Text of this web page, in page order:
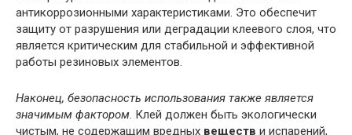
антикоррозионными характеристиками. Это обеспечит
защиту от разрушения или деградации клеевого слоя, что
является критическим для стабильной и эффективной
работы резиновых элементов.
Наконец, безопасность использования также является
значимым фактором. Клей должен быть экологически
чистым, не содержащим вредных веществ и испарений,